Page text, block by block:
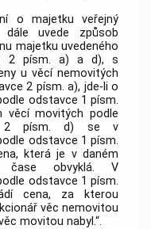
o majetku veřejný
dále uvede způsob
majetku uvedeného
2 písm. a) a d), s
u věcí nemovitých
2 písm. a), jde-li o
odstavce 1 písm.
věcí movitých podle
2 písm. d) se v
odstavce 1 písm.
která je v daném
obvyklá. V
odstavce 1 písm.
cena, za kterou
věc nemovitou
movitou nabyl.“.